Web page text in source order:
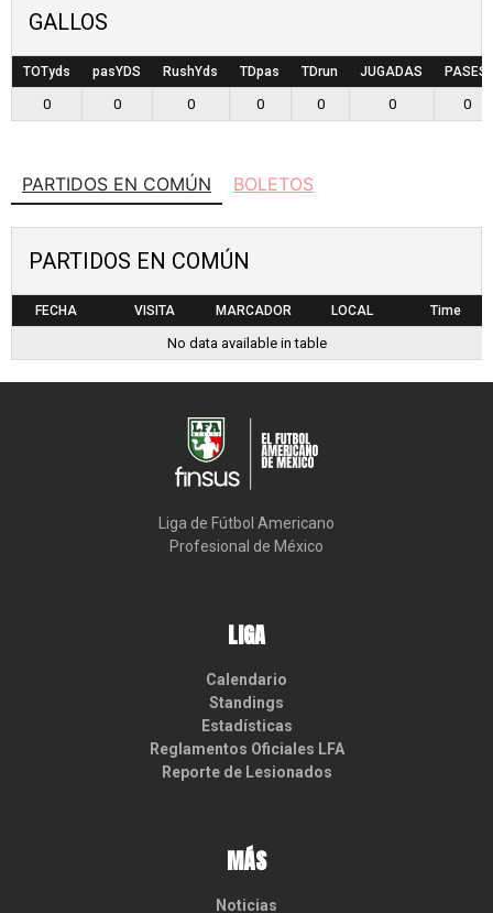
GALLOS
TOTyds pasYDS RushYds TDpas TDrun JUGADAS PASES
0 0 0 0 0 0 0
PARTIDOS EN COMÚN BOLETOS
PARTIDOS EN COMÚN
FECHA VISITA MARCADOR LOCAL Time
No data available in table
Liga de Fútbol Americano
Profesional de México
LIGA
Calendario
Standings
Estadísticas
Reglamentos Oficiales LFA
Reporte de Lesionados
MÁS
Noticias